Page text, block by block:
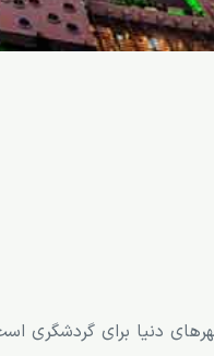
دنیا برای گردشگری